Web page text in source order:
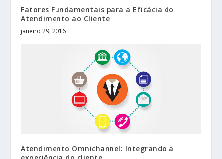
Fatores Fundamentais para a Eficácia do
Atendimento ao Cliente
janeiro 29, 2016
Atendimento Omnichannel: Integrando a
experiência do cliente